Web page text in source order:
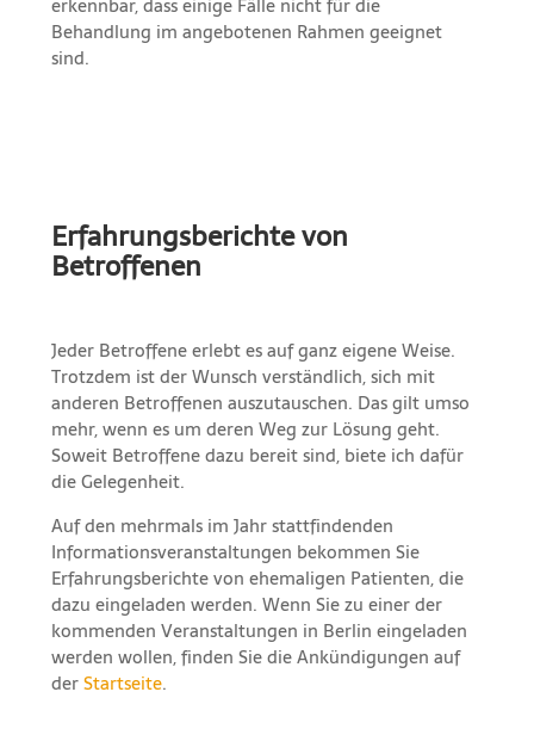
Behandlung im angebotenen Rahmen geeignet
sind.
Erfahrungsberichte von
Betroffenen
Jeder Betroffene erlebt es auf ganz eigene Weise.
Trotzdem ist der Wunsch verständlich, sich mit
anderen Betroffenen auszutauschen. Das gilt umso
mehr, wenn es um deren Weg zur Lösung geht.
Soweit Betroffene dazu bereit sind, biete ich dafür
die Gelegenheit.
Auf den mehrmals im Jahr stattfindenden
Informationsveranstaltungen bekommen Sie
Erfahrungsberichte von ehemaligen Patienten, die
dazu eingeladen werden. Wenn Sie zu einer der
kommenden Veranstaltungen in Berlin eingeladen
werden wollen, finden Sie die Ankündigungen auf
derStartseite.